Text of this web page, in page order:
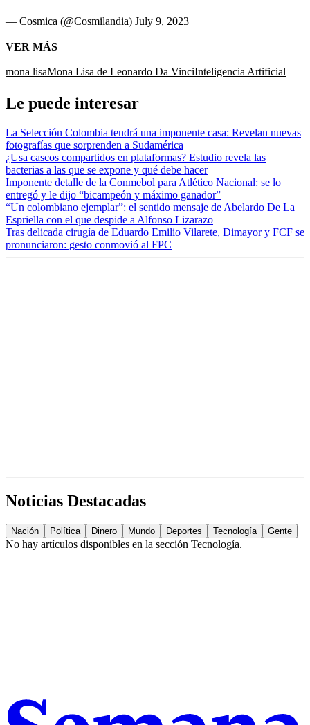
— Cosmica (@Cosmilandia) July 9, 2023
VER MÁS
mona lisaMona Lisa de Leonardo Da VinciInteligencia Artificial
Le puede interesar
La Selección Colombia tendrá una imponente casa: Revelan nuevas
fotografías que sorprenden a Sudamérica
¿Usa cascos compartidos en plataformas? Estudio revela las
bacterias a las que se expone y qué debe hacer
Imponente detalle de la Conmebol para Atlético Nacional: se lo
entregó y le dijo “bicampeón y máximo ganador”
“Un colombiano ejemplar”: el sentido mensaje de Abelardo De La
Espriella con el que despide a Alfonso Lizarazo
Tras delicada cirugía de Eduardo Emilio Vilarete, Dimayor y FCF se
pronunciaron: gesto conmovió al FPC
Noticias Destacadas
Nación Política Dinero Mundo Deportes Tecnología Gente
No hay artículos disponibles en la sección Tecnología.